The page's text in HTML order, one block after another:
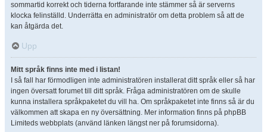
sommartid korrekt och tiderna fortfarande inte stämmer så är serverns
klocka felinställd. Underrätta en administratör om detta problem så att de
kan åtgärda det.
Upp
Mitt språk finns inte med i listan!
I så fall har förmodligen inte administratören installerat ditt språk eller så har
ingen översatt forumet till ditt språk. Fråga administratören om de skulle
kunna installera språkpaketet du vill ha. Om språkpaketet inte finns så är du
välkommen att skapa en ny översättning. Mer information finns på phpBB
Limiteds webbplats (använd länken längst ner på forumsidorna).